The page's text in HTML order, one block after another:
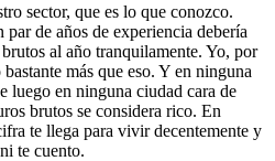
sector, que es lo que conozco.
de años de experiencia debería
al año tranquilamente. Yo, por
más que eso. Y en ninguna
luego en ninguna ciudad cara de
brutos se considera rico. En
te llega para vivir decentemente y
te cuento.